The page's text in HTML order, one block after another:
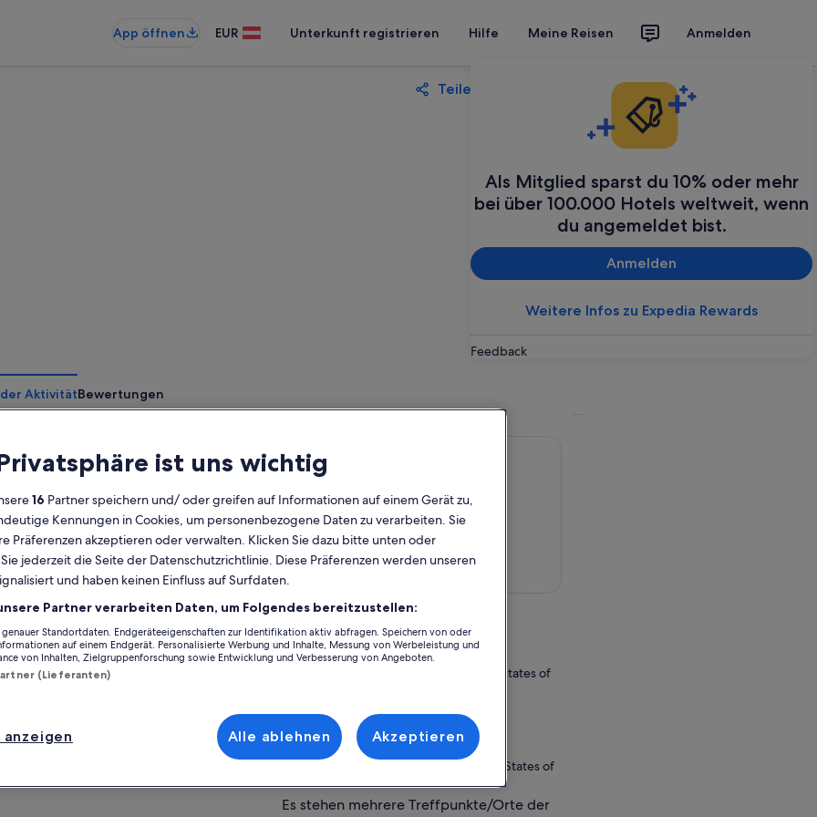
App öffnen EUR Unterkunft registrieren Hilfe Meine Reisen Anmelden
Als Mitglied sparst du 10% oder mehr
bei über 100.000 Hotels weltweit, wenn
du angemeldet bist.
Anmelden
Weitere Infos zu Expedia Rewards
Feedback
Teilen
AktivitätBewertungen
Kostenlose
möglich
6 Stunden
E-Voucher
Sofortige
Bestätigung
Fahrt unter freiem Himmel auf einer
nachgebauten Draisine im Stil von San
Francisco aus den 1890er Jahren
Ein spannender Führer über die Geschichte
Weingütern im schönen Sonoma Valley
Ort der Aktivität
Sonoma Valley
95476, Sonoma, California, United States of
Treffpunkt/Ort der Einlösung
Sonoma Valley
95476, Sonoma., California, United States of
America
Es stehen mehrere Treffpunkte/Orte der
ist uns wichtig
16 Partner speichern und/ oder greifen auf Informationen auf einem Gerät zu,
Kennungen in Cookies, um personenbezogene Daten zu verarbeiten. Sie
Präferenzen akzeptieren oder verwalten. Klicken Sie dazu bitte unten oder
jederzeit die Seite der Datenschutzrichtlinie. Diese Präferenzen werden unseren
und haben keinen Einfluss auf Surfdaten.
Partner verarbeiten Daten, um Folgendes bereitzustellen:
Standortdaten. Endgeräteeigenschaften zur Identifikation aktiv abfragen. Speichern von oder
auf einem Endgerät. Personalisierte Werbung und Inhalte, Messung von Werbeleistung und
von Inhalten, Zielgruppenforschung sowie Entwicklung und Verbesserung von Angeboten.
(Lieferanten)
Alle ablehnen Akzeptieren